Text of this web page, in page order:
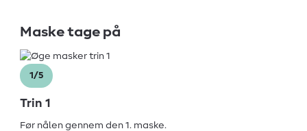
Maske tage på
1/5
Trin 1
Før nålen gennem den 1. maske.